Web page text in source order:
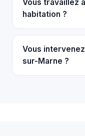
Vous travaillez
habitation ?
Vous
sur-Marne ?